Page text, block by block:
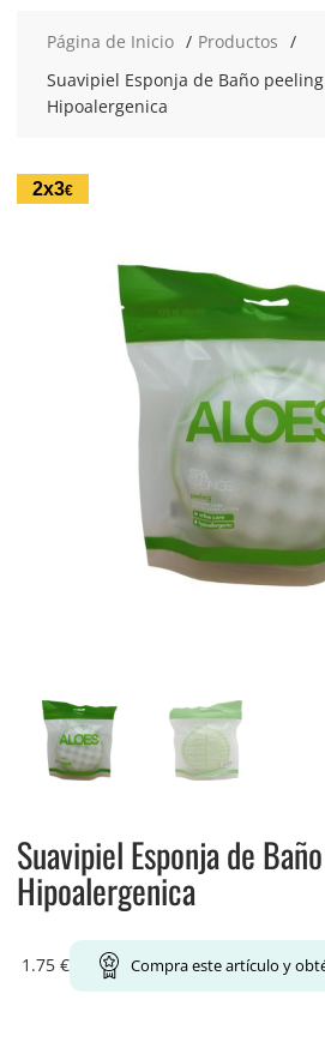
Página de Inicio
Productos
Suavipiel Esponja de Baño
Hipoalergenica
2x3€
Suavipiel Esponja de
Hipoalergenica
1.75 € Compra este artículo y